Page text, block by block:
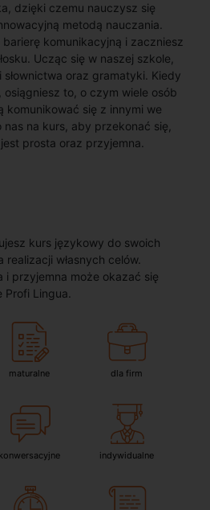
dzięki czemu nauczysz się
metodą nauczania.
barierę komunikacyjną i zaczniesz
Ucząc się w naszej szkole,
oraz gramatyki. Kiedy
osiągniesz to, o czym wiele osób
komunikować się z innymi we
nas na kurs, aby przekonać się,
prosta oraz przyjemna.
kurs językowy do swoich
własnych celów.
i przyjemna może okazać się
Lingua.
maturalne dla firm
konwersacyjne indywidualne